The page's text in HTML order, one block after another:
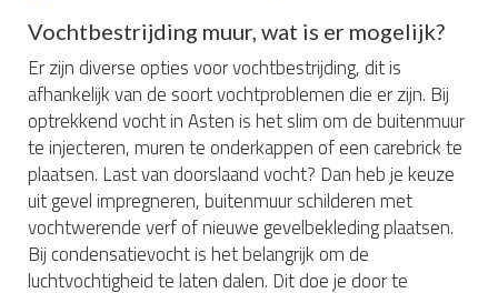
Vochtbestrijding muur, wat is er mogelijk?
Er zijn diverse opties voor vochtbestrijding, dit is
afhankelijk van de soort vochtproblemen die er zijn. Bij
optrekkend vocht in Asten is het slim om de buitenmuur
te injecteren, muren te onderkappen of een carebrick te
plaatsen. Last van doorslaand vocht? Dan heb je keuze
uit gevel impregneren, buitenmuur schilderen met
vochtwerende verf of nieuwe gevelbekleding plaatsen.
Bij condensatievocht is het belangrijk om de
luchtvochtigheid te laten dalen. Dit doe je door te